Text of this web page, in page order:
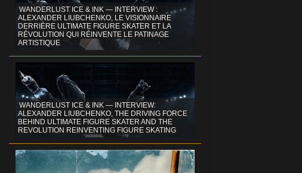
WANDERLUST ICE & INK — INTERVIEW :
ALEXANDER LIUBCHENKO, LE VISIONNAIRE
DERRIÈRE ULTIMATE FIGURE SKATER ET LA
RÉVOLUTION QUI RÉINVENTE LE PATINAGE
ARTISTIQUE
WANDERLUST ICE & INK — INTERVIEW:
ALEXANDER LIUBCHENKO, THE DRIVING FORCE
BEHIND ULTIMATE FIGURE SKATER AND THE
REVOLUTION REINVENTING FIGURE SKATING